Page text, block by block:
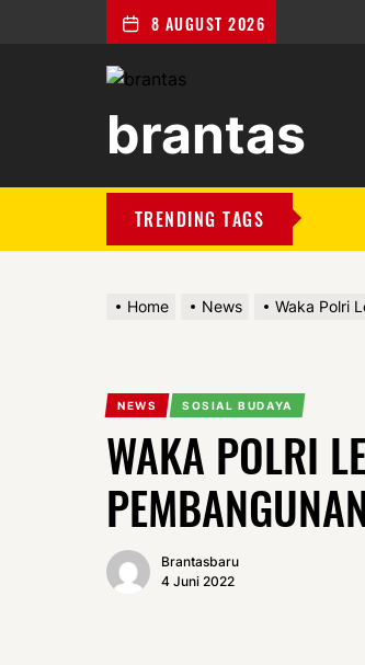
8 AUGUST 2026
brantas
TRENDING TAGS
Home News Waka Polri
NEWS SOSIAL BUDAYA
WAKA POLRI
Brantasbaru
4 Juni 2022